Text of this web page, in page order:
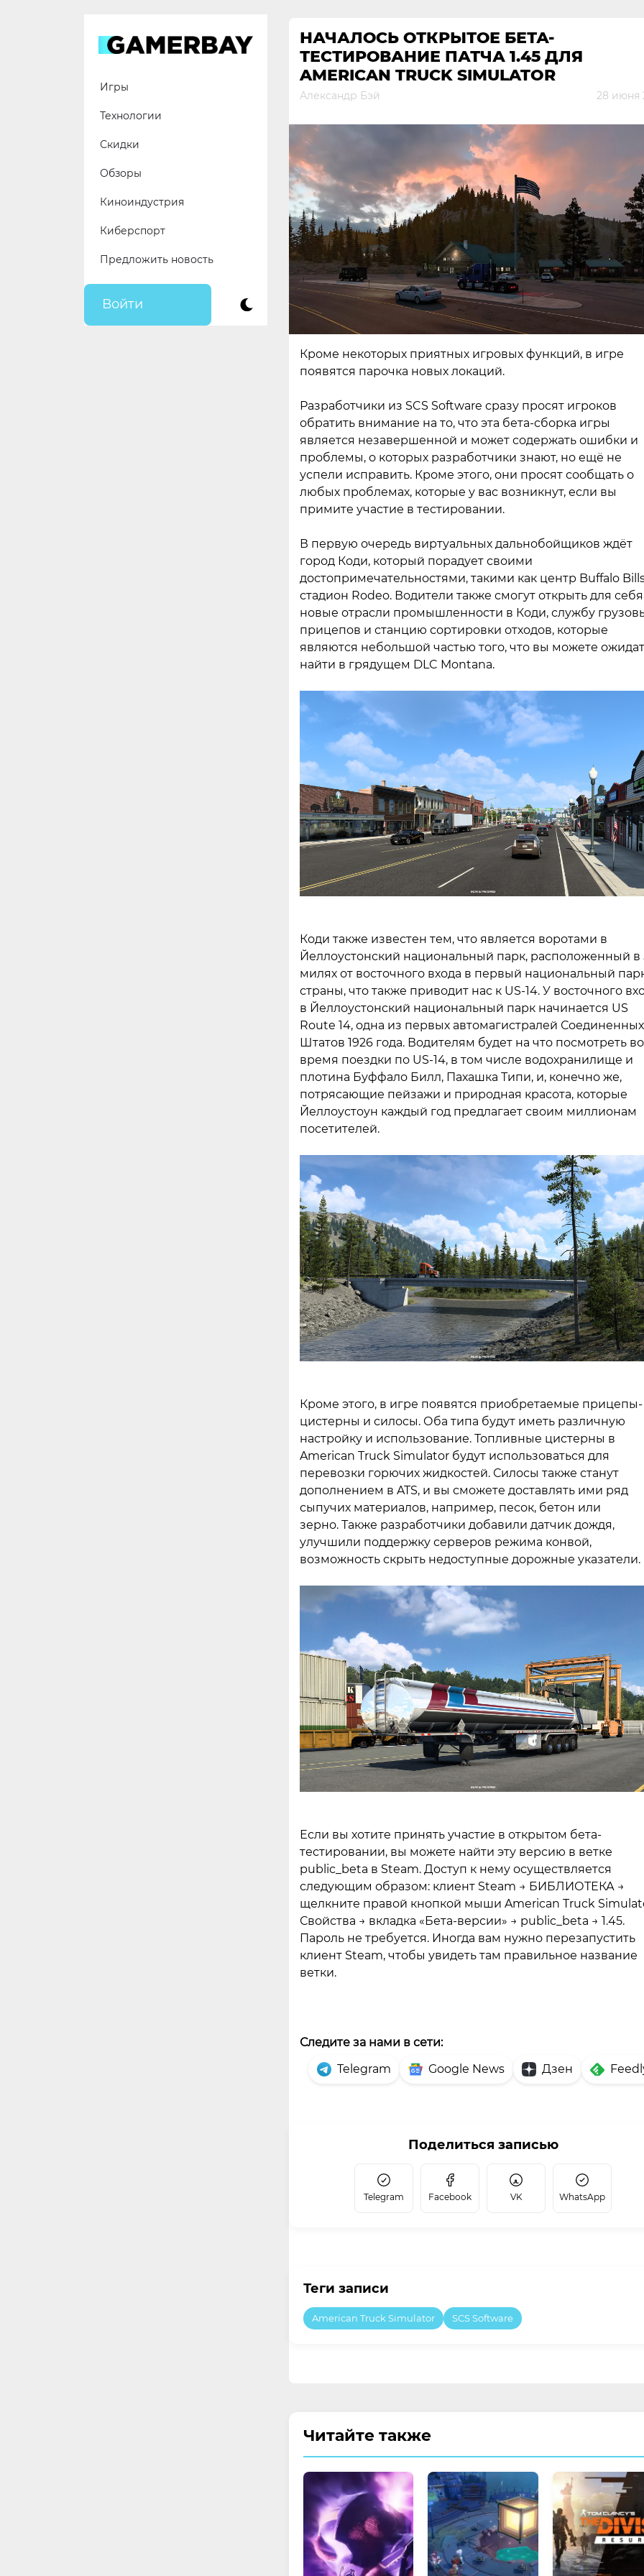
Игры
Технологии
Скидки
Обзоры
Киноиндустрия
Киберспорт
Предложить новость
Войти
НАЧАЛОСЬ ОТКРЫТОЕ БЕТА-
ТЕСТИРОВАНИЕ ПАТЧА 1.45 ДЛЯ
AMERICAN TRUCK SIMULATOR
Александр Бэй 28 июня
Кроме некоторых приятных игровых функций, в игре
появятся парочка новых локаций.
Разработчики из SCS Software сразу просят игроков
обратить внимание на то, что эта бета-сборка игры
является незавершенной и может содержать ошибки и
проблемы, о которых разработчики знают, но ещё не
успели исправить. Кроме этого, они просят сообщать о
любых проблемах, которые у вас возникнут, если вы
примите участие в тестировании.
В первую очередь виртуальных дальнобойщиков ждёт
город Коди, который порадует своими
достопримечательностями, такими как центр Buffalo
стадион Rodeo. Водители также смогут открыть для себя
новые отрасли промышленности в Коди, службу
прицепов и станцию ​​сортировки отходов, которые
являются небольшой частью того, что вы можете
найти в грядущем DLC Montana.
Коди также известен тем, что является воротами в
Йеллоустонский национальный парк, расположенный в
милях от восточного входа в первый национальный
страны, что также приводит нас к US-14. У восточного
в Йеллоустонский национальный парк начинается US
Route 14, одна из первых автомагистралей Соединенных
Штатов 1926 года. Водителям будет на что посмотреть во
время поездки по US-14, в том числе водохранилище и
плотина Буффало Билл, Пахашка Типи, и, конечно же,
потрясающие пейзажи и природная красота, которые
Йеллоустоун каждый год предлагает своим миллионам
посетителей.
Кроме этого, в игре появятся приобретаемые прицепы-
цистерны и силосы. Оба типа будут иметь различную
настройку и использование. Топливные цистерны в
American Truck Simulator будут использоваться для
перевозки горючих жидкостей. Силосы также станут
дополнением в ATS, и вы сможете доставлять ими ряд
сыпучих материалов, например, песок, бетон или
зерно. Также разработчики добавили датчик дождя,
улучшили поддержку серверов режима конвой,
возможность скрыть недоступные дорожные указатели.
Если вы хотите принять участие в открытом бета-
тестировании, вы можете найти эту версию в ветке
public_beta в Steam. Доступ к нему осуществляется
следующим образом: клиент Steam → БИБЛИОТЕКА →
щелкните правой кнопкой мыши American Truck
Свойства → вкладка «Бета-версии» → public_beta → 1.45.
Пароль не требуется. Иногда вам нужно перезапустить
клиент Steam, чтобы увидеть там правильное название
ветки.
Следите за нами в сети:
Telegram
Google News Дзен
Поделиться записью
Telegram Facebook VK WhatsApp
Теги записи
American Truck Simulator SCS Software
Читайте также